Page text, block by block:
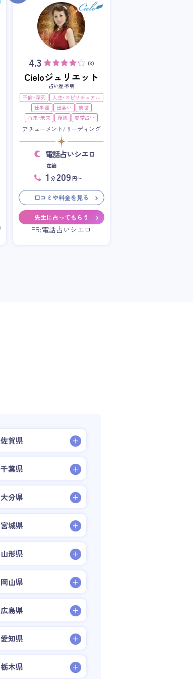
4.3 (3)
Cieloジュリエット
占い歴 不明
不倫・浮気
人生・スピリチュアル
仕事運
出会い
前世
将来・未来
復縁 恋愛占い
アチューメント/リーディング
電話占いシエロ
在籍
1 分 209 円〜
口コミや料金を見る
先生に占ってもらう
PR:電話占いシエロ
佐賀県
千葉県
大分県
宮城県
山形県
岡山県
広島県
愛知県
栃木県